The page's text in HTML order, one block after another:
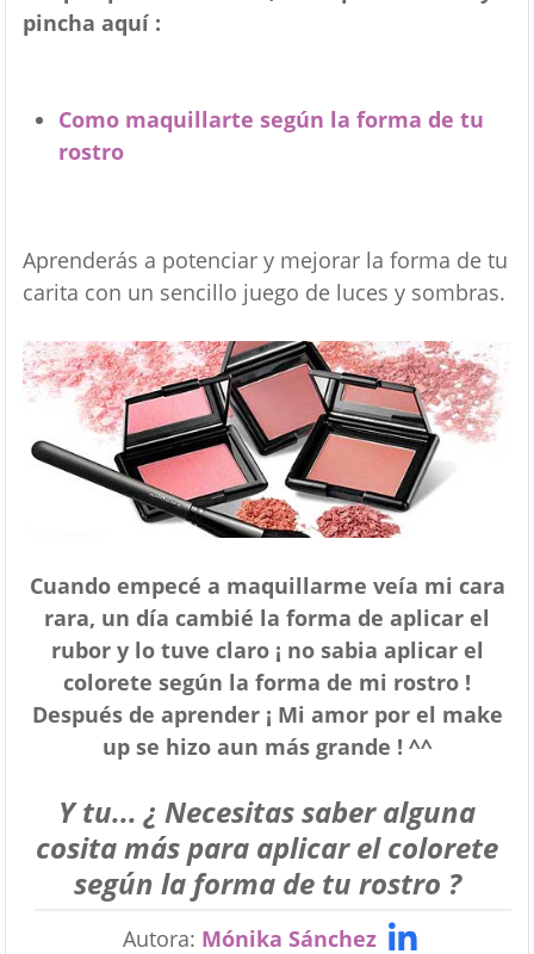
pincha aquí :
Como maquillarte según la forma de tu
rostro
Aprenderás a potenciar y mejorar la forma de tu
carita con un sencillo juego de luces y sombras.
Cuando empecé a maquillarme veía mi cara
rara, un día cambié la forma de aplicar el
rubor y lo tuve claro ¡ no sabia aplicar el
colorete según la forma de mi rostro !
Después de aprender ¡ Mi amor por el make
up se hizo aun más grande ! ^^
Y tu... ¿ Necesitas saber alguna
cosita más para aplicar el colorete
según la forma de tu rostro ?
Autora: Mónika Sánchez